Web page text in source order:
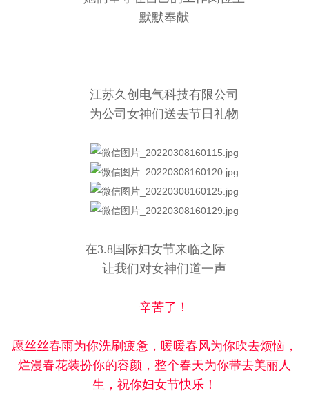
默默奉献
江苏久创电气科技有限公司
为公司女神们送去节日礼物
在3.8国际妇女节来临之际
让我们对女神们道一声
辛苦了！
愿丝丝春雨为你洗刷疲惫，暖暖春风为你吹去烦恼，
烂漫春花装扮你的容颜，整个春天为你带去美丽人
生，祝你妇女节快乐！